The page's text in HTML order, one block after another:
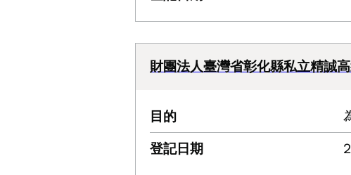
財團法人臺灣省彰化縣私立精誠
目的
登記日期